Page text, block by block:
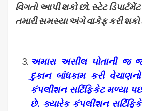
વિગતો આપી શકો છો. સ્ટેટ
તમારી સમસ્યા અંગે વાકેફ કરી શકો
અમારા અસીલ પોતાની જ
દુકાન બાંધકામ કરી
કંપલીશન સર્ટિફિકેટ મળ્યા
છે. ક્યારેક કંપલીશન